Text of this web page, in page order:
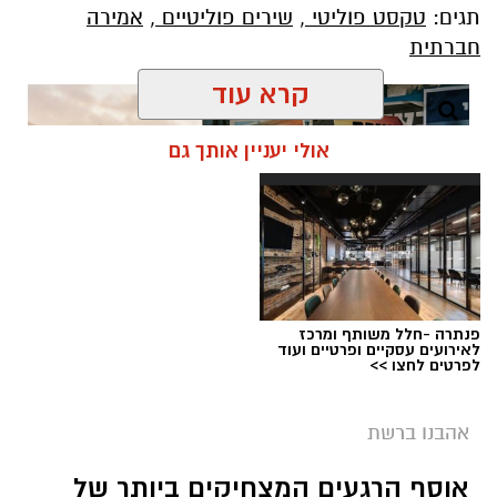
George מעורר סערה בינלאומית בעקבות שיר
חדש בשם "We Will Dance Again"
נרקוד"), שבו הוא מביע תמיכה בישראל ובקורבנות
מתקפת הטרור של 7 באוקטובר. השיר שואב
השראה מהאירועים הקשים שהתרחשו בפסטיבל
הנובה ומהפגיעה באלפי אזרחים ישראלים.
סערה בעולם המוזיקה: הכוכב הבריטי הוותיק יצא
בגלוי לצד ישראל – והשיר החדש מסעיר את
הרשת
תגים: טקסט פוליטי , שירים פוליטיים , אמירה
חברתית
קרא עוד
אולי יעניין אותך גם
פנתרה -חלל משותף ומרכז
לאירועים עסקיים ופרטיים ועוד
לפרטים לחצו >>
אהבנו ברשת
אוסף הרגעים המצחיקים ביותר של